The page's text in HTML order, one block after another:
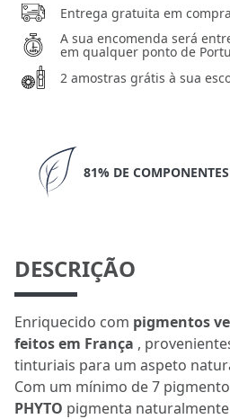
Entrega gratuita em
A sua encomenda será
em qualquer ponto de
2 amostras grátis à sua
81% DE
DESCRIÇÃO
Enriquecido com pigmentos
feitos em França ,
tinturiais para um aspeto
Com um mínimo de 7
PHYTO pigmenta